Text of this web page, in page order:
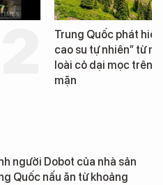
Loạt dự án bất động
Đà Nẵng sắp bị kiểm
người Dobot của nhà sản
Quốc nấu ăn từ khoảng